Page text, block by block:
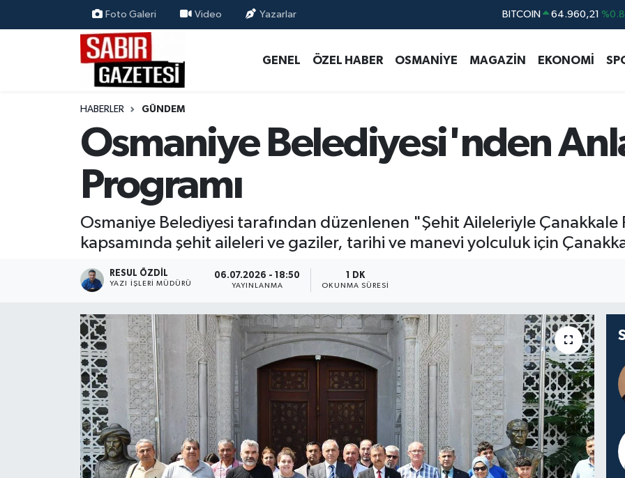
Foto Galeri Video Yazarlar DOLAR 47,7436
STERLİN 64,4811
BITCOIN 64.960,21
GENEL ÖZEL HABER OSMANİYE MAGAZİN EKONOMİ
HABERLER GÜNDEM
Osmaniye Belediyesi'nden
Programı
Osmaniye Belediyesi tarafından düzenlenen "Şehit Aileleriyle Çanakkale
kapsamında şehit aileleri ve gaziler, tarihi ve manevi yolculuk için
RESUL ÖZDIL
YAZI İŞLERI MÜDÜRÜ
06.07.2026 - 18:50
YAYINLANMA
1 DK
OKUNMA SÜRESI
ÖZEL HABER
MAGAZİN
RESMİ İLANLAR
Osmaniye Nöbetçi Eczaneler
Osmaniye Hava Durumu
Osmaniye Trafik Yoğunluk Haritası
Süper Lig Puan Durumu ve Fikstür
Tüm Manşetler
Son Dakika Haberleri
Haber Arşivi